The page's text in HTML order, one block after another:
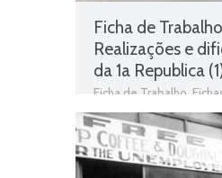
Ficha de
Realizações e
da 1a Republica
Ficha de Trabalho
História,História 9º Ano
história,Primeira
Realizações e
Republica,Teste de